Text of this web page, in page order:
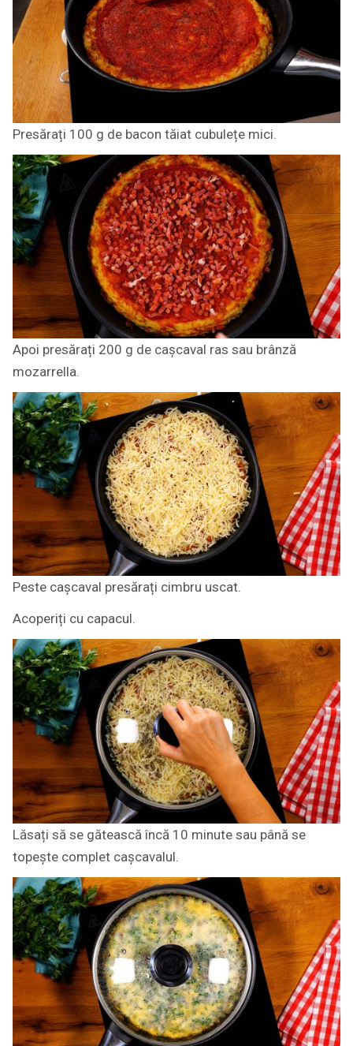
Presărați 100 g de bacon tăiat cubulețe mici.
Apoi presărați 200 g de cașcaval ras sau brânză
mozarrella.
Peste cașcaval presărați cimbru uscat.
Acoperiți cu capacul.
Lăsați să se gătească încă 10 minute sau până se
topește complet cașcavalul.